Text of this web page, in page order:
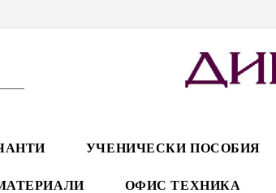
УЧЕНИЧЕСКИ ПОСОБИЯ
ОФИС ТЕХНИКА